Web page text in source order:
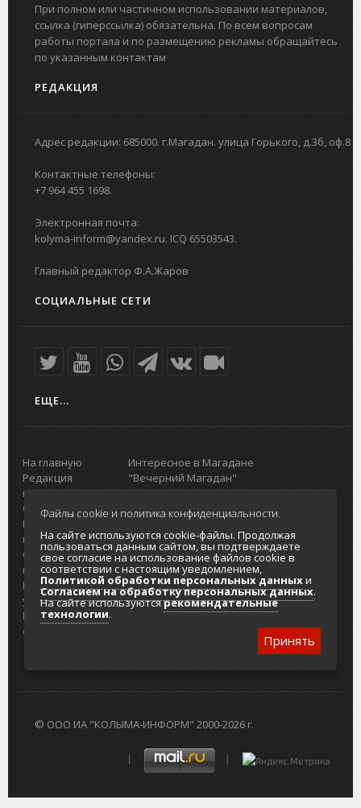
При полном или частичном использовании материалов,
ссылка (гиперссылка) обязательна. По всем вопросам
работы портала и по размещению рекламы обращайтесь
по указанным контактам
РЕДАКЦИЯ
Адрес редакции: 685000. г.Магадан. улица Горького, д.3б, оф.8
Контактные телефоны:
+7 964 455 1698.
Электронная почта:
kolyma-inform@yandex.ru. ICQ 65503543.
Главный редактор Ф.А.Жаров
СОЦИАЛЬНЫЕ СЕТИ
ЕЩЕ...
На главную
Редакция
портала
О проекте
Реклама на
портале
Отзывы и
предложения
Интернет-
услуги
Разработка
сайтов
Интересное в Магадане
"Вечерний Магадан"
Городская доска объявлений
Реклама
Главный туристический портал
Колымы
Политика в отношении обработки
персональных данных
Согласие на обработку персональных
данных
© ООО ИА "КОЛЫМА-ИНФОРМ" 2000-2026 г.
Файлы cookie и политика конфиденциальности.
На сайте используются cookie-файлы. Продолжая
пользоваться данным сайтом, вы подтверждаете
свое согласие на использование файлов cookie в
соответствии с настоящим уведомлением,
Политикой обработки персональных данныхи
Согласием на обработку персональных данных.
На сайте используютсярекомендательные
технологии.
Принять